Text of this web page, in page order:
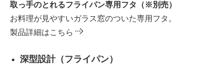
取っ手のとれるフライパン専用フタ（※別売）
お料理が見やすいガラス窓のついた専用フタ。
製品詳細はこちら
深型設計（フライパン）